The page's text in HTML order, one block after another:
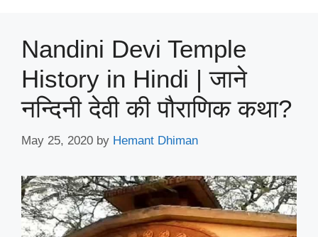
Nandini Devi Temple
History in Hindi | जाने
नन्दिनी देवी की पौराणिक कथा?
May 25, 2020 by Hemant Dhiman